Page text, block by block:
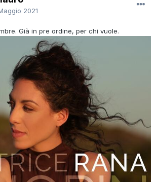
2021
Già in pre ordine, per chi vuole.